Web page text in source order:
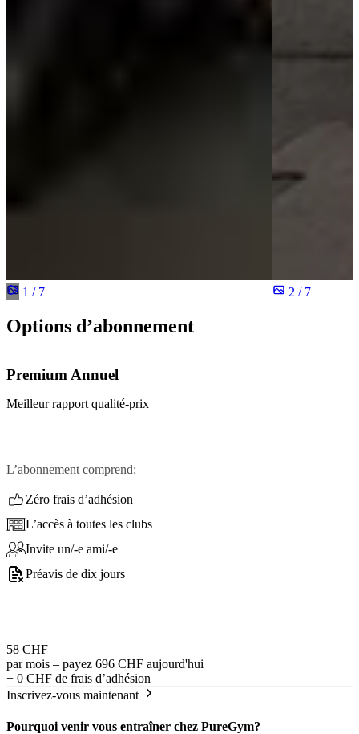
1 / 7 2 / 7
Options d’abonnement
Premium Annuel
Meilleur rapport qualité-prix
L’abonnement comprend:
Zéro frais d’adhésion
L’accès à toutes les clubs
Invite un/-e ami/-e
Préavis de dix jours
58 CHF
par mois – payez 696 CHF aujourd'hui
+ 0 CHF de frais d’adhésion
Inscrivez-vous maintenant
Pourquoi venir vous entraîner chez PureGym?